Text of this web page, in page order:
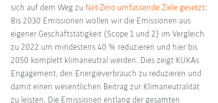
sich auf dem Weg zu Net-Zero umfassende Ziele gesetzt:
Bis 2030 Emissionen wollen wir die Emissionen aus
eigener Geschäftstätigkeit (Scope 1 und 2) im Vergleich
zu 2022 um mindestens 40 % reduzieren und hier bis
2050 komplett klimaneutral werden. Dies zeigt KUKAs
Engagement, den Energieverbrauch zu reduzieren und
damit einen wesentlichen Beitrag zur Klimaneutralität
zu leisten. Die Emissionen entlang der gesamten